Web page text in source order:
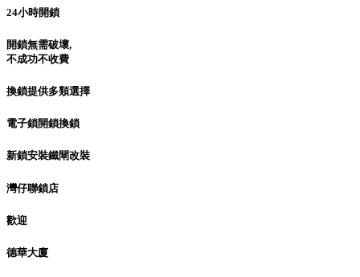
24小時開鎖
開鎖無需破壞,
不成功不收費
換鎖提供多類選擇
電子鎖開鎖換鎖
新鎖安裝鐵閘改裝
灣仔聯鎖店
歡迎
德華大廈